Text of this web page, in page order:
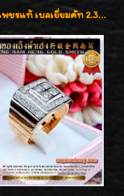
แหวนเพชรแท้ เบลเยี่ยมคัท 2.39 กะรัต น้ำ 98 F-Color/VVS ดีไซน์หน้ากว้างหรูเต็มนิ้ว